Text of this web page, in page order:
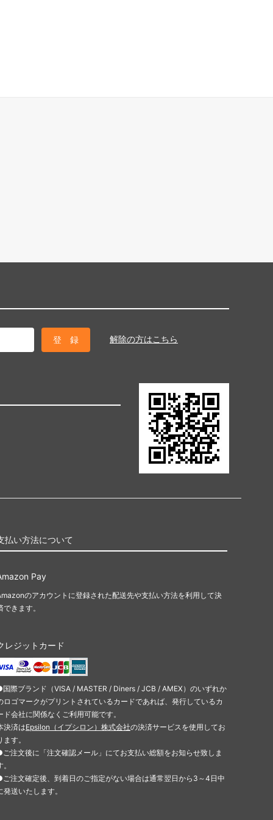
解除の方はこちら
払い方法について
Pay
のアカウントに登録された配送先や支払い方法を利用して決
できます。
レジットカード
際ブランド（VISA / MASTER / Diners / JCB / AMEX）のいずれか
ロゴマークがプリントされているカードであれば、発行しているカ
ド会社に関係なくご利用可能です。
決済はEpsilon（イプシロン）株式会社の決済サービスを使用してお
ます。
注文後に「注文確認メール」にてお支払い総額をお知らせ致しま
。
注文確定後、到着日のご指定がない場合は通常翌日から3～4日中
発送いたします。